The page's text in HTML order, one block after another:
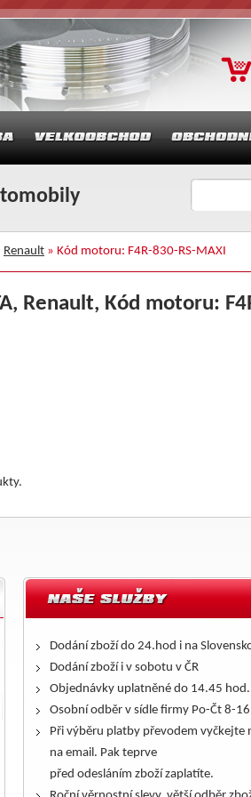
Renault » Kód motoru: F4R-830-RS-MAXI
Renault, Kód motoru:
Dodání zboží do 24.hod i na
Dodání zboží i v sobotu v ČR
Objednávky uplatněné do 14.45 hod.
Osobní odběr v sídle firmy Po-Čt 8-
Při výběru platby převodem
na email. Pak teprve
před odesláním zboží zaplatíte.